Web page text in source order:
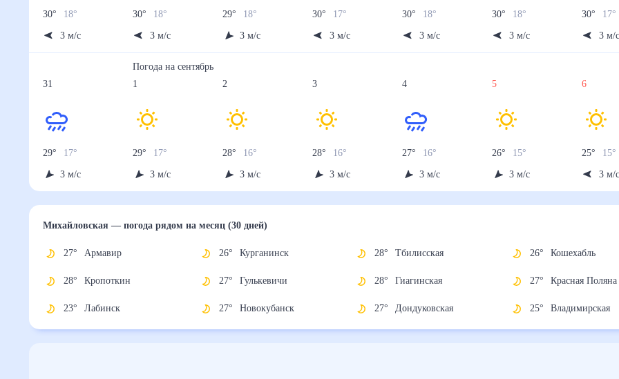
30° 18°
3 м/с
30° 18°
3 м/с
29° 18°
3 м/с
30° 17°
3 м/с
30° 18°
3 м/с
30° 18°
3 м/с
30° 17°
3 м/с
31
29° 17°
3 м/с
Погода насентябрь
1
29° 17°
3 м/с
2
28° 16°
3 м/с
3
28° 16°
3 м/с
4
27° 16°
3 м/с
5
26° 15°
3 м/с
6
25° 15°
3 м/с
Михайловская— погода рядомна месяц (30 дней)
27° Армавир
28° Кропоткин
23° Лабинск
26° Курганинск
27° Гулькевичи
27° Новокубанск
28° Тбилисская
28° Гиагинская
27° Дондуковская
26° Кошехабль
27° Красная
25°